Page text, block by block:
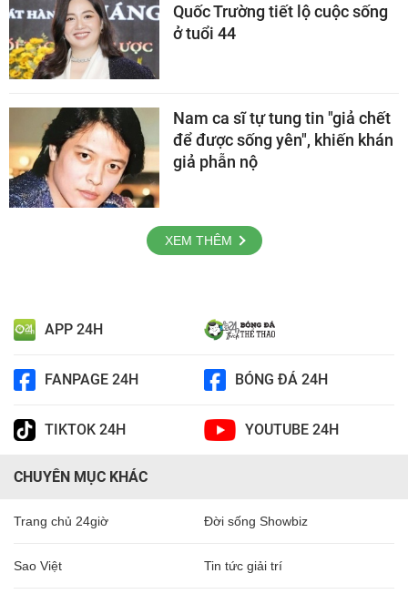
Quốc Trường tiết lộ cuộc sống
ở tuổi 44
Nam ca sĩ tự tung tin "giả chết
để được sống yên", khiến khán
giả phẫn nộ
XEM THÊM
APP 24H
FANPAGE 24H BÓNG ĐÁ 24H
TIKTOK 24H YOUTUBE 24H
CHUYÊN MỤC KHÁC
Trang chủ 24giờ Đời sống Showbiz
Sao Việt Tin tức giải trí